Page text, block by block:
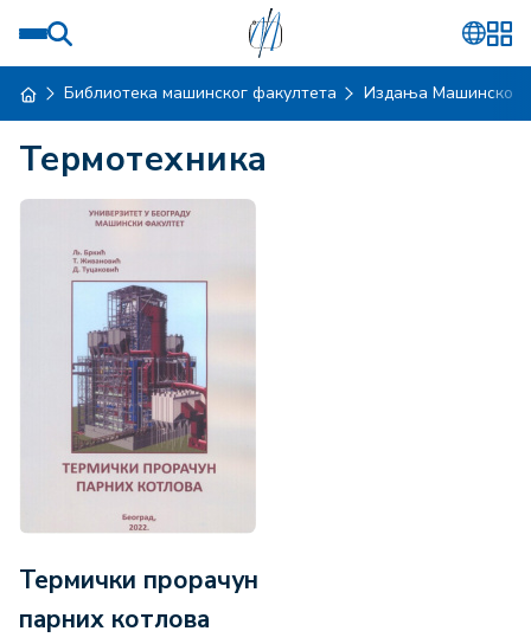
Библиотека машинског факултета Издања Машинског
Термотехника
Термички прорачун
парних котлова